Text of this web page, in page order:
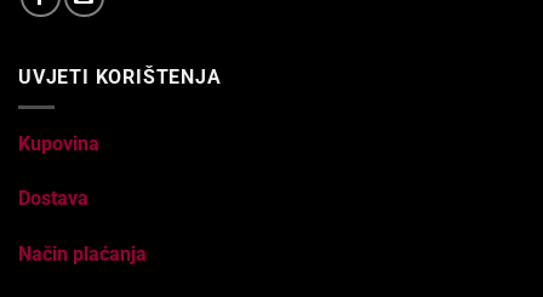
UVJETI KORIŠTENJA
Kupovina
Dostava
Način plaćanja